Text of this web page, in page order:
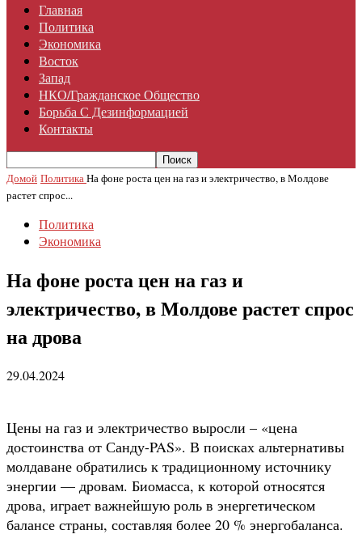
Главная
Политика
Экономика
Восток
Запад
НКО/гражданское Общество
Борьба С Дезинформацией
Контакты
Домой ПолитикаНа фоне роста цен на газ и электричество, в Молдове
растет спрос...
Политика
Экономика
На фоне роста цен на газ и
электричество, в Молдове растет спрос
на дрова
29.04.2024
Цены на газ и электричество выросли – «цена
достоинства от Санду-PAS». В поисках альтернативы
молдаване обратились к традиционному источнику
энергии — дровам. Биомасса, к которой относятся
дрова, играет важнейшую роль в энергетическом
балансе страны, составляя более 20 % энергобаланса.